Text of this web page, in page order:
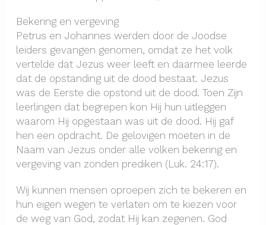
Bekering en vergeving
Petrus en Johannes werden door de Joodse
leiders gevangen genomen, omdat ze het volk
vertelde dat Jezus weer leeft en daarmee leerde
dat de opstanding uit de dood bestaat. Jezus
was de Eerste die opstond uit de dood. Toen Zijn
leerlingen dat begrepen kon Hij hun uitleggen
waarom Hij opgestaan was uit de dood. Hij gaf
hen een opdracht. De gelovigen moeten in de
Naam van Jezus onder alle volken bekering en
vergeving van zonden prediken (Luk. 24:17).
Wij kunnen mensen oproepen zich te bekeren en
hun eigen wegen te verlaten om te kiezen voor
de weg van God, zodat Hij kan zegenen. God